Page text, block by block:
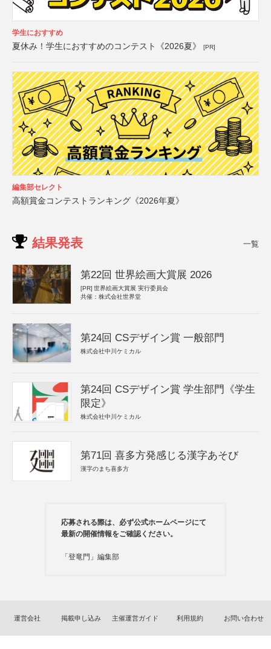
学生におすすめ
夏休み！学生におすすめのコンテスト《2026夏》 [PR]
編集部セレクト
高額賞金コンテストランキング《2026年夏》
結果発表 一覧
第22回 世界絵画大賞展 2026
[PR] 世界絵画大賞展 実行委員会
共催：株式会社世界堂
第24回 CSデザイン賞 一般部門
株式会社中川ケミカル
第24回 CSデザイン賞 学生部門《学生
限定》
株式会社中川ケミカル
第71回 喜多方発感じる漢字あそび
漢字のまち喜多方
応募される際は、必ず公式ホームページにて
最新の開催情報をご確認ください。
「登竜門」編集部
運営会社 掲載申し込み 主催運営ガイド 利用規約 お問い合わせ